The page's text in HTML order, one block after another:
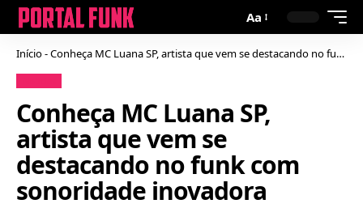
Aa
Início-Conheça MC Luana SP, artista que vem se destacando no funk com sonoridade inovadora
Conheça MC Luana SP,
artista que vem se
destacando no funk com
sonoridade inovadora